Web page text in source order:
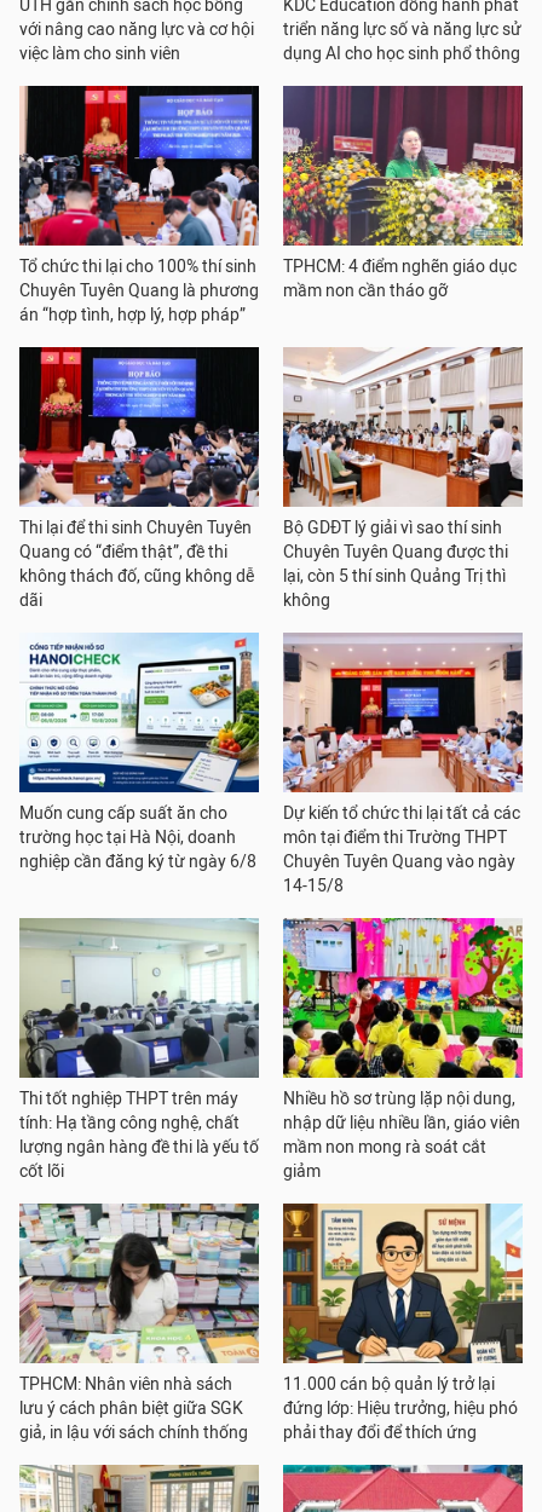
UTH gắn chính sách học bổng
với nâng cao năng lực và cơ hội
việc làm cho sinh viên
KDC Education đồng hành phát
triển năng lực số và năng lực sử
dụng AI cho học sinh phổ thông
Tổ chức thi lại cho 100% thí sinh
Chuyên Tuyên Quang là phương
án “hợp tình, hợp lý, hợp pháp”
TPHCM: 4 điểm nghẽn giáo dục
mầm non cần tháo gỡ
Thi lại để thi sinh Chuyên Tuyên
Quang có “điểm thật”, đề thi
không thách đố, cũng không dễ
dãi
Bộ GDĐT lý giải vì sao thí sinh
Chuyên Tuyên Quang được thi
lại, còn 5 thí sinh Quảng Trị thì
không
Muốn cung cấp suất ăn cho
trường học tại Hà Nội, doanh
nghiệp cần đăng ký từ ngày 6/8
Dự kiến tổ chức thi lại tất cả các
môn tại điểm thi Trường THPT
Chuyên Tuyên Quang vào ngày
14-15/8
Thi tốt nghiệp THPT trên máy
tính: Hạ tầng công nghệ, chất
lượng ngân hàng đề thi là yếu tố
cốt lõi
Nhiều hồ sơ trùng lặp nội dung,
nhập dữ liệu nhiều lần, giáo viên
mầm non mong rà soát cắt
giảm
TPHCM: Nhân viên nhà sách
lưu ý cách phân biệt giữa SGK
giả, in lậu với sách chính thống
11.000 cán bộ quản lý trở lại
đứng lớp: Hiệu trưởng, hiệu phó
phải thay đổi để thích ứng